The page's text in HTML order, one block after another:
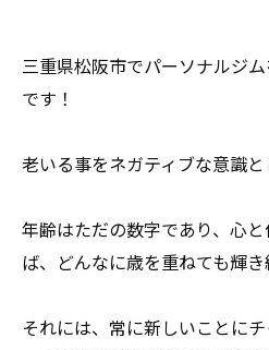
三重県松阪市でパーソナルジ
です ！
老いる事をネガティブな意識
年齢はただの数字であり、心
ば、
どんなに歳を重ねても輝き
それには、常に新しいことにチ